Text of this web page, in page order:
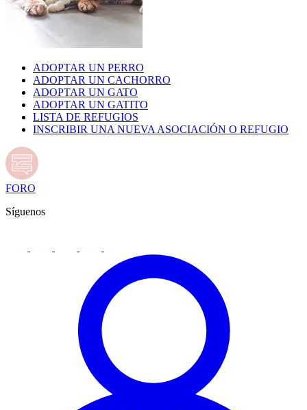
ADOPTAR UN PERRO
ADOPTAR UN CACHORRO
ADOPTAR UN GATO
ADOPTAR UN GATITO
LISTA DE REFUGIOS
INSCRIBIR UNA NUEVA ASOCIACIÓN O REFUGIO
FORO
Síguenos